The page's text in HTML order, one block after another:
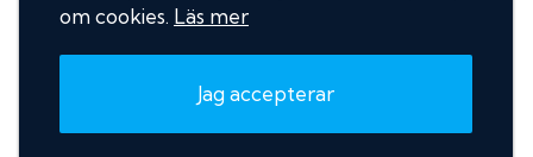
om cookies. Läs mer
Jag accepterar